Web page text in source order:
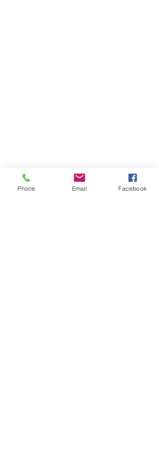
Phone Email Facebook